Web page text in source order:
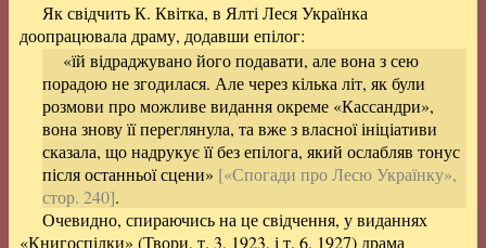
Як свідчить К. Квітка, в Ялті Леся Українка
доопрацювала драму, додавши епілог:
«їй відраджувано його подавати, але вона з сею
порадою не згодилася. Але через кілька літ, як були
розмови про можливе видання окреме «Кассандри»,
вона знову її переглянула, та вже з власної ініціативи
сказала, що надрукує її без епілога, який ослабляв тонус
після останньої сцени» [«Спогади про Лесю Українку»,
стор. 240].
Очевидно, спираючись на це свідчення, у виданнях
«Книгоспілки» (Твори, т. 3, 1923, і т. 6, 1927) драма